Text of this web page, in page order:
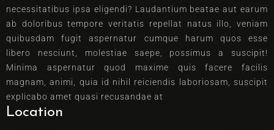
necessitatibus ipsa eligendi? Laudantium beatae aut earum
ab doloribus tempore veritatis repellat natus illo, veniam
quibusdam fugit aspernatur cumque harum quos esse
libero nesciunt, molestiae saepe, possimus a suscipit!
Minima aspernatur quod maxime quis facere facilis
magnam, animi, quia id nihil reiciendis laboriosam, suscipit
explicabo amet quasi recusandae at
Location